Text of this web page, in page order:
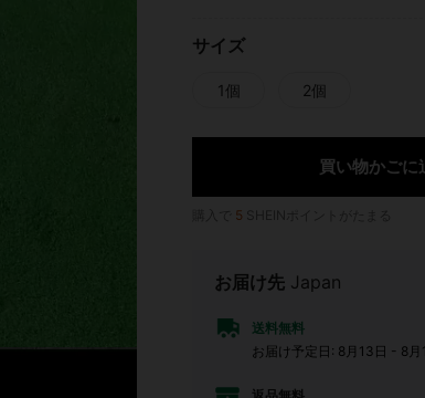
サイズ
1個 2個
買い物かごに
5
お届け先 Japan
送料無料
お届け予定日: 8月13日 - 8月